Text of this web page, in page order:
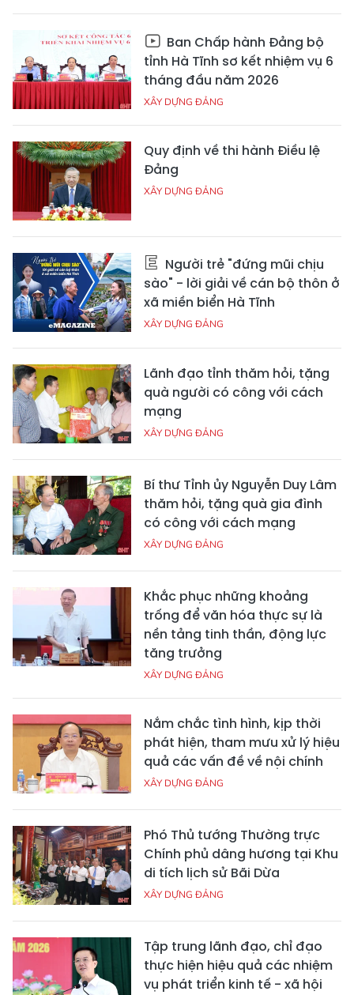
Ban Chấp hành Đảng bộ
tỉnh Hà Tĩnh sơ kết nhiệm vụ 6
tháng đầu năm 2026
XÂY DỰNG ĐẢNG
Quy định về thi hành Điều lệ
Đảng
XÂY DỰNG ĐẢNG
Người trẻ "đứng mũi chịu
sào" - lời giải về cán bộ thôn ở
xã miền biển Hà Tĩnh
XÂY DỰNG ĐẢNG
Lãnh đạo tỉnh thăm hỏi, tặng
quà người có công với cách
mạng
XÂY DỰNG ĐẢNG
Bí thư Tỉnh ủy Nguyễn Duy Lâm
thăm hỏi, tặng quà gia đình
có công với cách mạng
XÂY DỰNG ĐẢNG
Khắc phục những khoảng
trống để văn hóa thực sự là
nền tảng tinh thần, động lực
tăng trưởng
XÂY DỰNG ĐẢNG
Nắm chắc tình hình, kịp thời
phát hiện, tham mưu xử lý hiệu
quả các vấn đề về nội chính
XÂY DỰNG ĐẢNG
Phó Thủ tướng Thường trực
Chính phủ dâng hương tại Khu
di tích lịch sử Bãi Dừa
XÂY DỰNG ĐẢNG
Tập trung lãnh đạo, chỉ đạo
thực hiện hiệu quả các nhiệm
vụ phát triển kinh tế - xã hội